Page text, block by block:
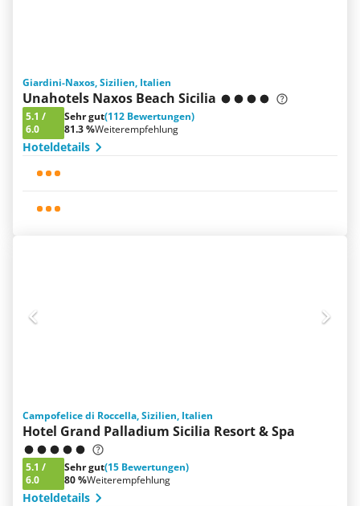
Giardini-Naxos, Sizilien, Italien
Unahotels Naxos Beach Sicilia
5.1 /
6.0
Sehr gut(112 Bewertungen)
81.3 %Weiterempfehlung
Hoteldetails
Campofelice di Roccella, Sizilien, Italien
Hotel Grand Palladium Sicilia Resort & Spa
5.1 /
6.0
Sehr gut(15 Bewertungen)
80 %Weiterempfehlung
Hoteldetails